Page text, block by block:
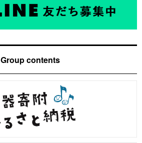
Group contents